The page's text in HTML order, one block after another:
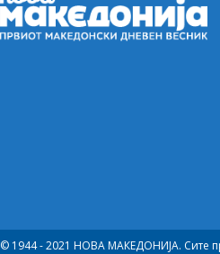
© 1944 - 2021 НОВА МАКЕДОНИЈА. Сите